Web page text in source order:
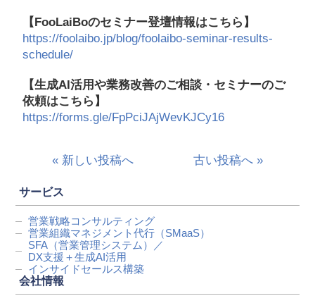
【FooLaiBoのセミナー登壇情報はこちら】
https://foolaibo.jp/blog/foolaibo-seminar-results-
schedule/
【生成AI活用や業務改善のご相談・セミナーのご
依頼はこちら】
https://forms.gle/FpPciJAjWevKJCy16
« 新しい投稿へ 古い投稿へ »
サービス
営業戦略コンサルティング
営業組織マネジメント代行 （SMaaS）
SFA（営業管理システム）／
DX支援＋生成AI活用
インサイドセールス構築
会社情報